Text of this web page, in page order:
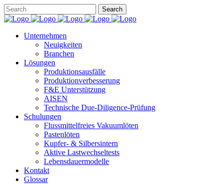
Unternehmen
Neuigkeiten
Branchen
Lösungen
Produktionsausfälle
Produktionverbesserung
F&E Unterstützung
AISEN
Technische Due-Diligence-Prüfung
Schulungen
Flussmittelfreies Vakuumlöten
Pastenlöten
Kupfer- & Silbersintern
Aktive Lastwechseltests
Lebensdauermodelle
Kontakt
Glossar